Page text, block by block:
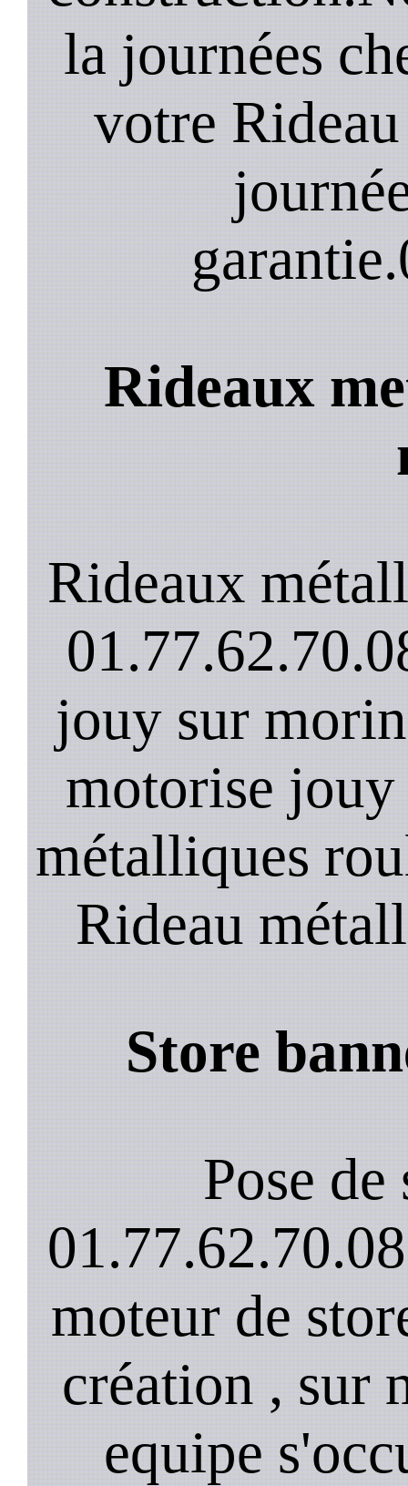
la journées
votre
garantie.
Rideaux
Rideaux
jouy sur
motorise
métalliques
Rideau
Store
Pose de
moteur de
création , sur
equipe